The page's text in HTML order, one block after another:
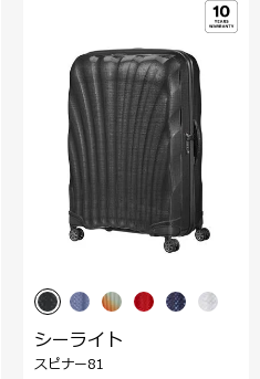
シーライト
スピナー81